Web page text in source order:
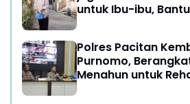
untuk Ibu-ibu,
Polres Pacitan
Purnomo,
Menahun untuk